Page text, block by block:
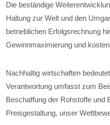
Die beständige
Haltung zur Welt und den
betrieblichen Erfolgsrechnung
Gewinnmaximierung und
Nachhaltig wirtschaften
Verantwortung umfasst zum
Beschaffung der Rohstoffe und
Preisgestaltung, unser